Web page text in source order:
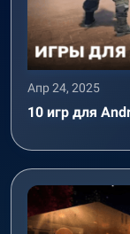
Апр 24, 2025
10 игр для